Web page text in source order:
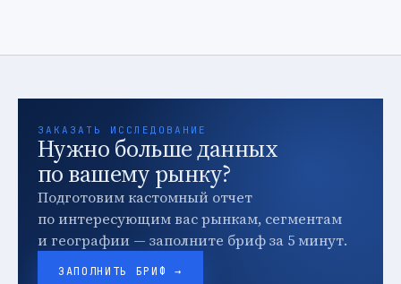
ЗАКАЗАТЬ ИССЛЕДОВАНИЕ
Нужно больше данных
по вашему рынку?
Подготовим кастомный отчет
по интересующим вас рынкам, сегментам
и географии — заполните бриф за 5 минут.
ЗАПОЛНИТЬ БРИФ →